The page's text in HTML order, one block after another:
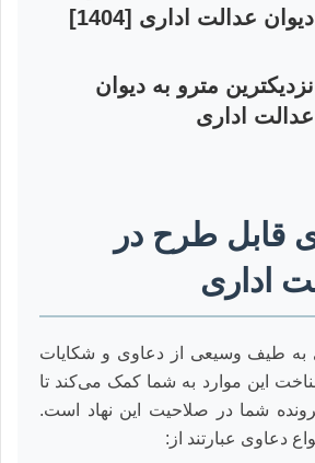
دیوان عدالت اداری [1404]
نزدیکترین مترو به دیوان
عدالت اداری
قابل طرح در
اداری
به طیف وسیعی از دعاوی و شکایات
این موارد به شما کمک می‌کند تا
شما در صلاحیت این نهاد است.
دعاوی عبارتند از: